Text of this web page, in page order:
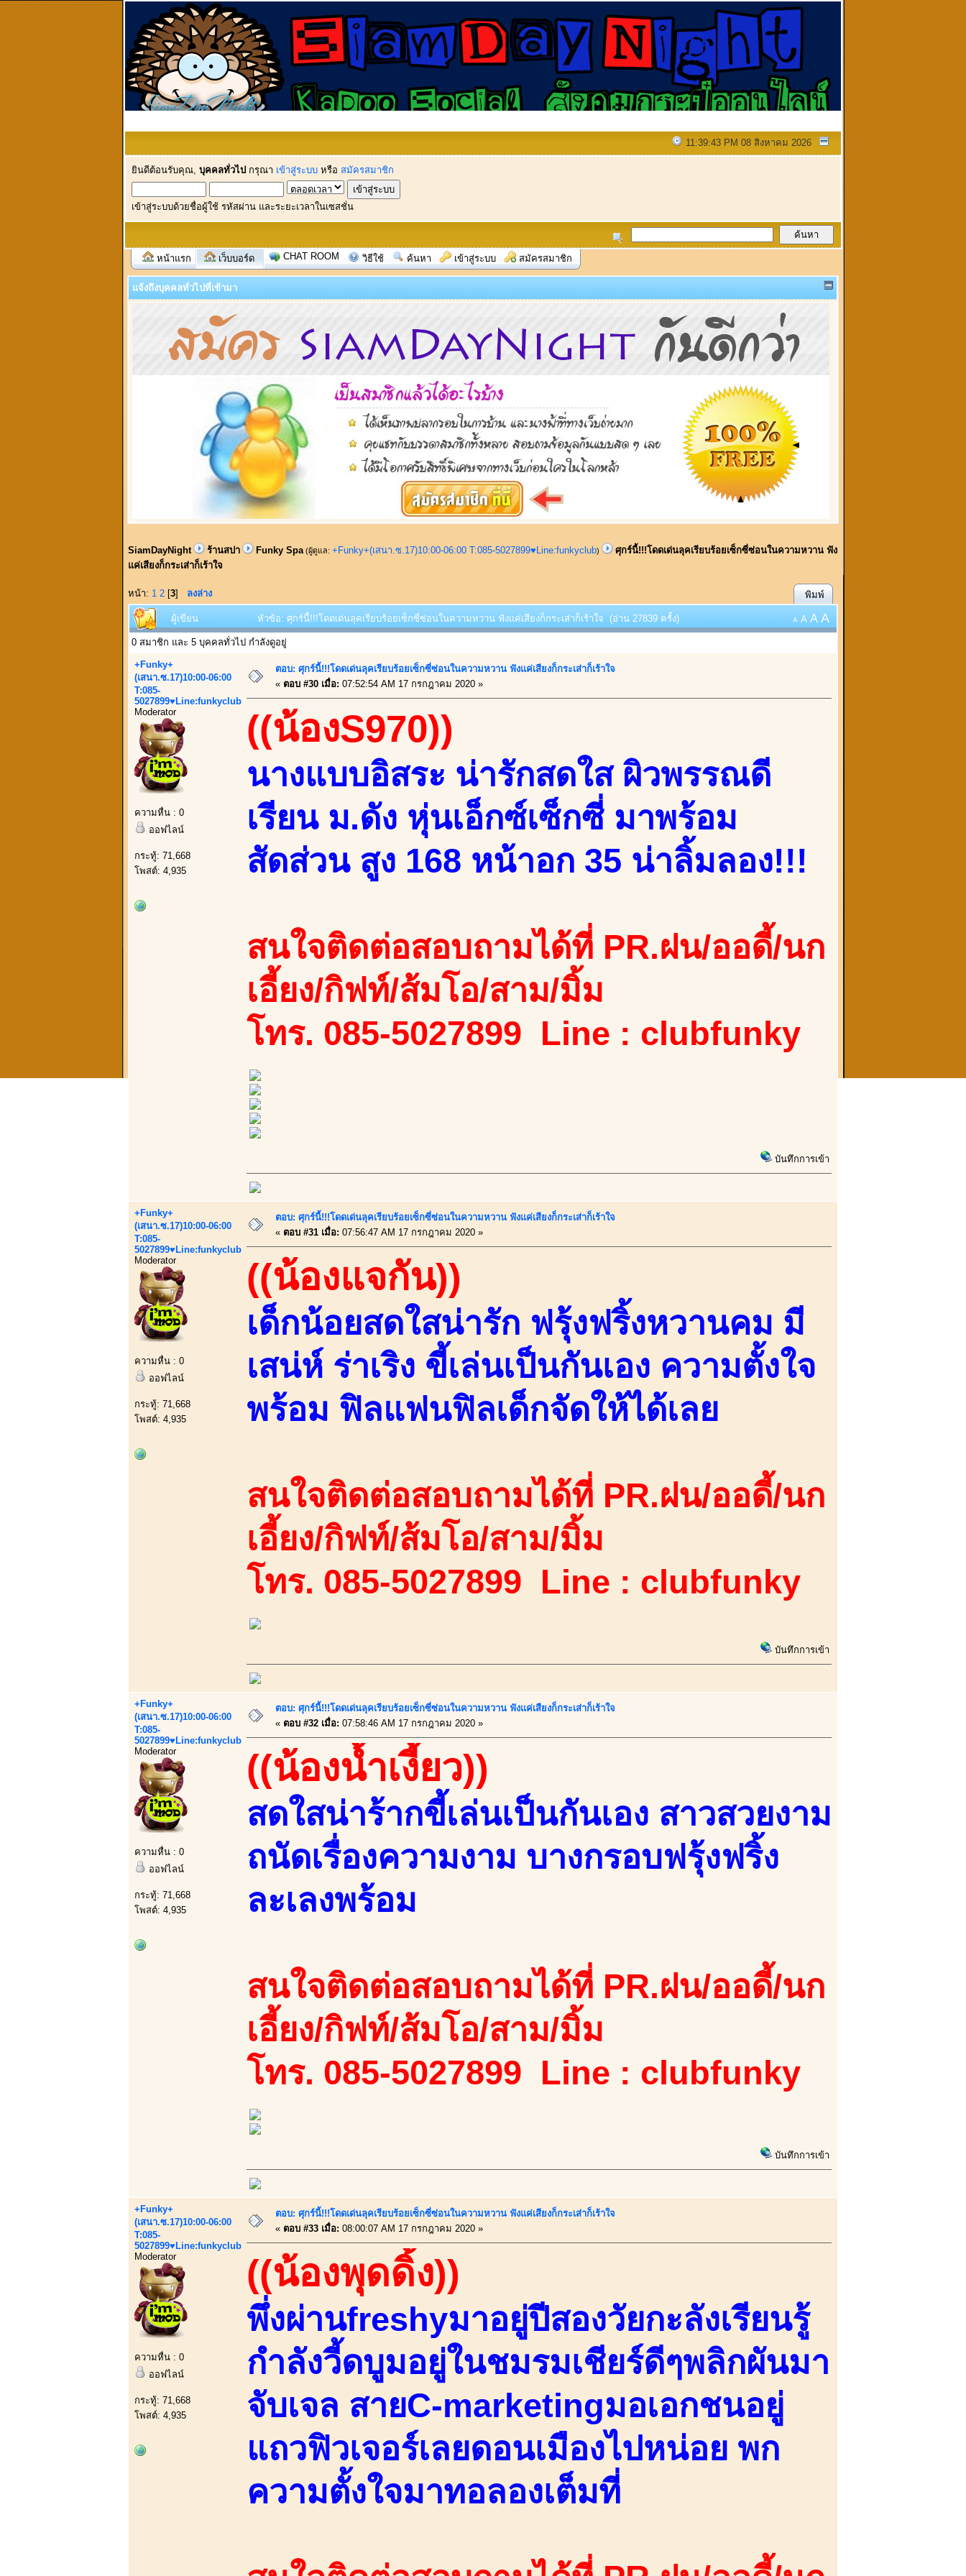
11:39:43 PM 08 สิงหาคม 2026
ยินดีต้อนรับคุณ, บุคคลทั่วไป กรุณา เข้าสู่ระบบ หรือ สมัครสมาชิก
เข้าสู่ระบบด้วยชื่อผู้ใช้ รหัสผ่าน และระยะเวลาในเซสชั่น
หน้าแรก เว็บบอร์ด CHAT ROOM วิธีใช้ ค้นหา เข้าสู่ระบบ สมัครสมาชิก
แจ้งถึงบุคคลทั่วไปที่เข้ามา
SiamDayNight ร้านสปา Funky Spa (ผู้ดูแล: +Funky+(เสนา.ซ.17)10:00-06:00 T:085-5027899♥Line:funkyclub)
ศุกร์นี้!!!โดดเด่นลุคเรียบร้อยเซ็กซี่ซ่อนในความหวาน ฟัง
แค่เสียงก็กระเส่าก็เร้าใจ
หน้า: 1 2 [3] ลงล่าง พิมพ์
ผู้เขียน หัวข้อ: ศุกร์นี้!!!โดดเด่นลุคเรียบร้อยเซ็กซี่ซ่อนในความหวาน ฟังแค่เสียงก็กระเส่าก็เร้าใจ (อ่าน 27839 ครั้ง) A A A A
0 สมาชิก และ 5 บุคคลทั่วไป กำลังดูอยู่
+Funky+
(เสนา.ซ.17)10:00-06:00
T:085-
5027899♥Line:funkyclub
Moderator
ความหื่น : 0
ออฟไลน์
กระทู้: 71,668
โพสต์: 4,935
ตอบ: ศุกร์นี้!!!โดดเด่นลุคเรียบร้อยเซ็กซี่ซ่อนในความหวาน ฟังแค่เสียงก็กระเส่าก็เร้าใจ
« ตอบ #30 เมื่อ: 07:52:54 AM 17 กรกฎาคม 2020 »
((น้องS970))
นางแบบอิสระ น่ารักสดใส ผิวพรรณดี
เรียน ม.ดัง หุ่นเอ็กซ์เซ็กซี่ มาพร้อม
สัดส่วน สูง 168 หน้าอก 35 น่าลิ้มลอง!!!
สนใจติดต่อสอบถามได้ที่ PR.ฝน/ออดี้/นก
เอี้ยง/กิฟท์/ส้มโอ/สาม/มิ้ม
โทร. 085-5027899 Line : clubfunky
บันทึกการเข้า
+Funky+
(เสนา.ซ.17)10:00-06:00
T:085-
5027899♥Line:funkyclub
Moderator
ความหื่น : 0
ออฟไลน์
กระทู้: 71,668
โพสต์: 4,935
ตอบ: ศุกร์นี้!!!โดดเด่นลุคเรียบร้อยเซ็กซี่ซ่อนในความหวาน ฟังแค่เสียงก็กระเส่าก็เร้าใจ
« ตอบ #31 เมื่อ: 07:56:47 AM 17 กรกฎาคม 2020 »
((น้องแจกัน))
เด็กน้อยสดใสน่ารัก ฟรุ้งฟริ้งหวานคม มี
เสน่ห์ ร่าเริง ขี้เล่นเป็นกันเอง ความตั้งใจ
พร้อม ฟิลแฟนฟิลเด็กจัดให้ได้เลย
สนใจติดต่อสอบถามได้ที่ PR.ฝน/ออดี้/นก
เอี้ยง/กิฟท์/ส้มโอ/สาม/มิ้ม
โทร. 085-5027899 Line : clubfunky
บันทึกการเข้า
+Funky+
(เสนา.ซ.17)10:00-06:00
T:085-
5027899♥Line:funkyclub
Moderator
ความหื่น : 0
ออฟไลน์
กระทู้: 71,668
โพสต์: 4,935
ตอบ: ศุกร์นี้!!!โดดเด่นลุคเรียบร้อยเซ็กซี่ซ่อนในความหวาน ฟังแค่เสียงก็กระเส่าก็เร้าใจ
« ตอบ #32 เมื่อ: 07:58:46 AM 17 กรกฎาคม 2020 »
((น้องน้ำเงี้ยว))
สดใสน่าร้ากขี้เล่นเป็นกันเอง สาวสวยงาม
ถนัดเรื่องความงาม บางกรอบฟรุ้งฟริ้ง
ละเลงพร้อม
สนใจติดต่อสอบถามได้ที่ PR.ฝน/ออดี้/นก
เอี้ยง/กิฟท์/ส้มโอ/สาม/มิ้ม
โทร. 085-5027899 Line : clubfunky
บันทึกการเข้า
+Funky+
(เสนา.ซ.17)10:00-06:00
T:085-
5027899♥Line:funkyclub
Moderator
ความหื่น : 0
ออฟไลน์
กระทู้: 71,668
โพสต์: 4,935
ตอบ: ศุกร์นี้!!!โดดเด่นลุคเรียบร้อยเซ็กซี่ซ่อนในความหวาน ฟังแค่เสียงก็กระเส่าก็เร้าใจ
« ตอบ #33 เมื่อ: 08:00:07 AM 17 กรกฎาคม 2020 »
((น้องพุดดิ้ง))
พึ่งผ่านfreshyมาอยู่ปีสองวัยกะลังเรียนรู้
กำลังวี้ดบูมอยู่ในชมรมเชียร์ดีๆพลิกผันมา
จับเจล สายC-marketingมอเอกชนอยู่
แถวฟิวเจอร์เลยดอนเมืองไปหน่อย พก
ความตั้งใจมาทอลองเต็มที่